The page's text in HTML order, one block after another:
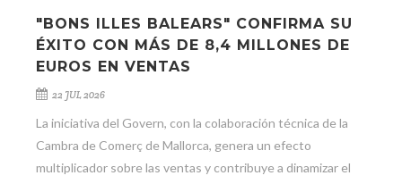
"BONS ILLES BALEARS" CONFIRMA SU
ÉXITO CON MÁS DE 8,4 MILLONES DE
EUROS EN VENTAS
22 JUL 2026
La iniciativa del Govern, con la colaboración técnica de la
Cambra de Comerç de Mallorca, genera un efecto
multiplicador sobre las ventas y contribuye a dinamizar el